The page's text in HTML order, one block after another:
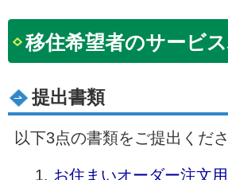
移住希望者のサービ
提出書類
以下3点の書類をご提出くださ
お住まいオーダー注文